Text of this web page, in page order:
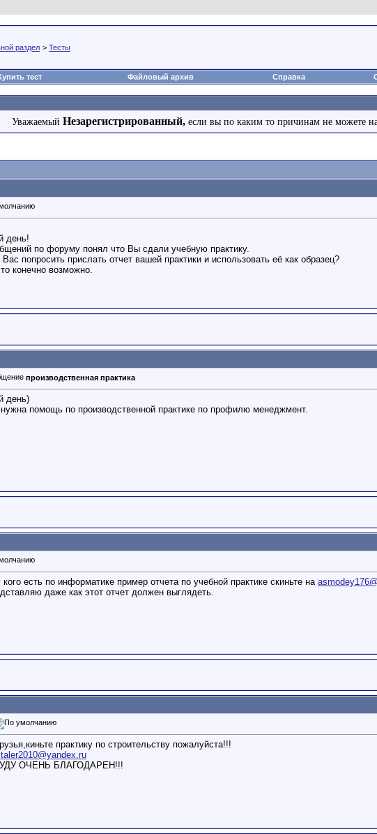
раздел > Тесты
тест Файловый архив Справка
Уважаемый Незарегистрированный, если вы по каким то причинам не можете
день!
по форуму понял что Вы сдали учебную практику.
попросить прислать отчет вашей практики и использовать её как образец?
конечно возможно.
производственная практика
день)
помощь по производственной практике по профилю менеджмент.
кого есть по информатике пример отчета по учебной практике скиньте на
даже как этот отчет должен выглядеть.
практику по строительству пожалуйста!!!
ОЧЕНЬ БЛАГОДАРЕН!!!